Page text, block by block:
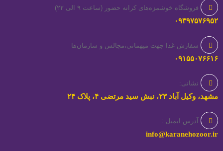
فروشگاه خوشمزه‌های کرانه حضور (ساعت ۹ الی ۲۲)
۰۹۳۹۷۵۷۶۹۵۲
سفارش غذا جهت میهمانی،مجالس و سازمان‌ها
۰۹۱۵۵۰۷۶۶۱۶
نشانی:
مشهد، وکیل آباد ۲۳، نبش سید مرتضی ۴، پلاک ۲۴
آدرس ایمیل :
info@karanehozoor.ir